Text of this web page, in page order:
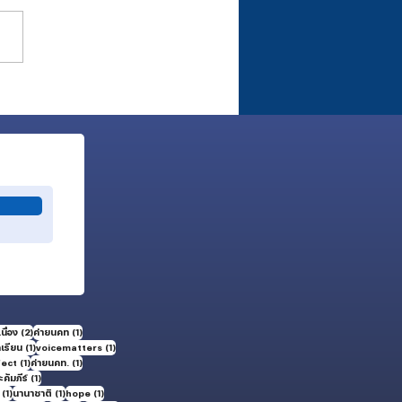
อง (2)2 กระทู้
ค่ายนคท (1)1 กระทู้
รียน (1)1 กระทู้
voicematters (1)1 กระทู้
(1)1 กระทู้
ค่ายนคท. (1)1 กระทู้
คัมภีร์ (1)1 กระทู้
(1)1 กระทู้
นานาชาติ (1)1 กระทู้
hope (1)1 กระทู้